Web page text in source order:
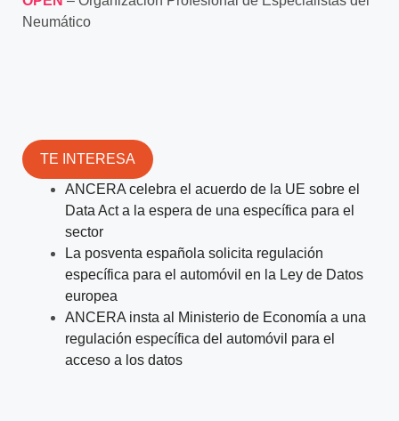
Neumático
TE INTERESA
ANCERA celebra el acuerdo de la UE sobre el
Data Act a la espera de una específica para el
sector
La posventa española solicita regulación
específica para el automóvil en la Ley de Datos
europea
ANCERA insta al Ministerio de Economía a una
regulación específica del automóvil para el
acceso a los datos